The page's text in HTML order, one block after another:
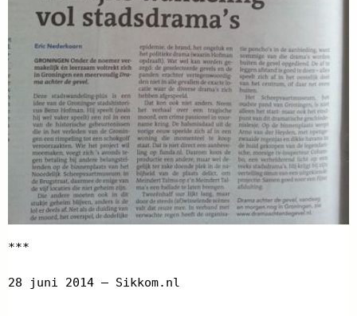
***
28 juni 2014 – Sikkom.nl